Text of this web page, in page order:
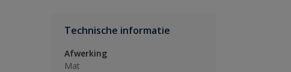
Technische informatie
Afwerking
Mat